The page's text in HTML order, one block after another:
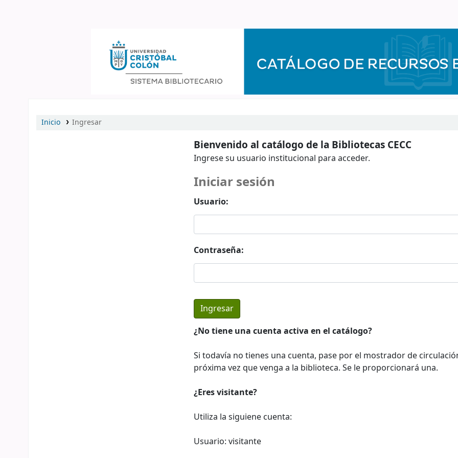
Inicio Ingresar
Bienvenido al catálogo de la Bibliotecas CECC
Ingrese su usuario institucional para acceder.
Iniciar sesión
Usuario:
Contraseña:
¿No tiene una cuenta activa en el catálogo?
Si todavía no tienes una cuenta, pase por el mostrador de
próxima vez que venga a la biblioteca. Se le proporcionará una.
¿Eres visitante?
Utiliza la siguiene cuenta:
Usuario: visitante